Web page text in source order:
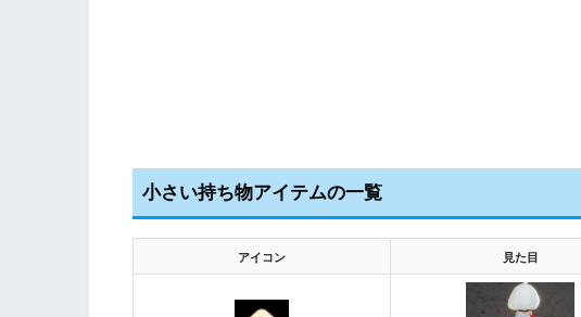
小さい持ち物アイテムの一覧
アイコン 見た目